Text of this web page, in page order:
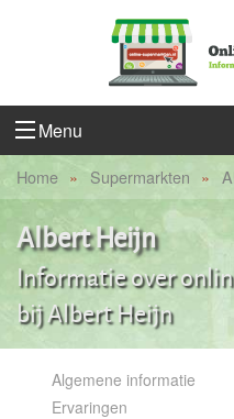
Menu
Home Supermarkten
Albert Heijn
Informatie over
bij Albert Heijn
Algemene informatie
Ervaringen